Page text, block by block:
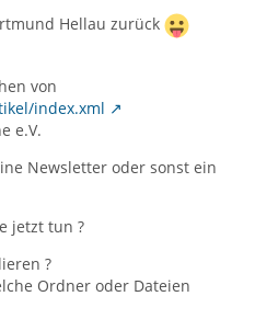
Hellau zurück
von
index.xml
e.V.
Newsletter oder sonst ein
jetzt tun ?
?
Ordner oder Dateien